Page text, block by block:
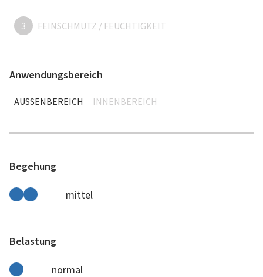
3 FEINSCHMUTZ / FEUCHTIGKEIT
Anwendungsbereich
AUSSENBEREICH INNENBEREICH
Begehung
mittel
Belastung
normal